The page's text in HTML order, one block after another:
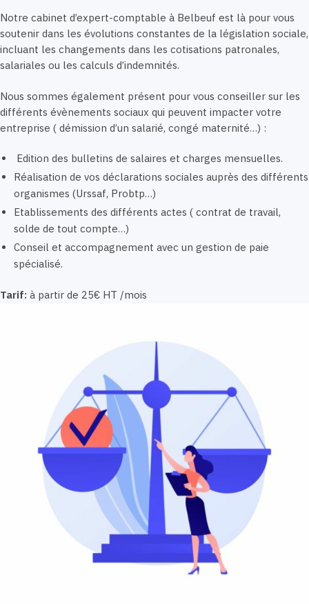
Notre cabinet d’expert-comptable à Belbeuf est là pour vous
soutenir dans les évolutions constantes de la législation sociale,
incluant les changements dans les cotisations patronales,
salariales ou les calculs d’indemnités.
Nous sommes également présent pour vous conseiller sur les
différents évènements sociaux qui peuvent impacter votre
entreprise ( démission d’un salarié, congé maternité…) :
Edition des bulletins de salaires et charges mensuelles.
Réalisation de vos déclarations sociales auprès des différents
organismes (Urssaf, Probtp…)
Etablissements des différents actes ( contrat de travail,
solde de tout compte…)
Conseil et accompagnement avec un gestion de paie
spécialisé.
Tarif: à partir de 25€ HT /mois